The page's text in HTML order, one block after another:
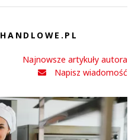
Najnowsze artykuły autora
Napisz wiadomość